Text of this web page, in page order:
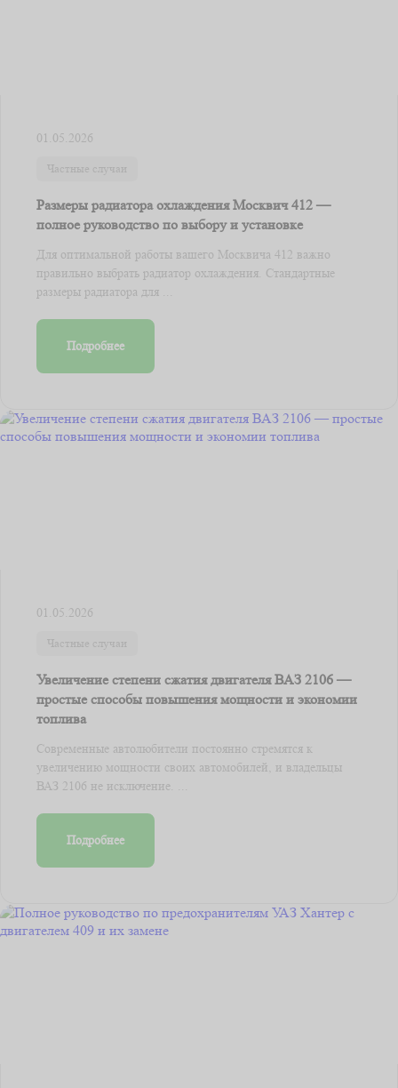
01.05.2026
Частные случаи
Размеры радиатора охлаждения Москвич 412 —
полное руководство по выбору и установке
Для оптимальной работы вашего Москвича 412 важно
правильно выбрать радиатор охлаждения. Стандартные
размеры радиатора для ...
Подробнее
01.05.2026
Частные случаи
Увеличение степени сжатия двигателя ВАЗ 2106 —
простые способы повышения мощности и экономии
топлива
Современные автолюбители постоянно стремятся к
увеличению мощности своих автомобилей, и владельцы
ВАЗ 2106 не исключение. ...
Подробнее